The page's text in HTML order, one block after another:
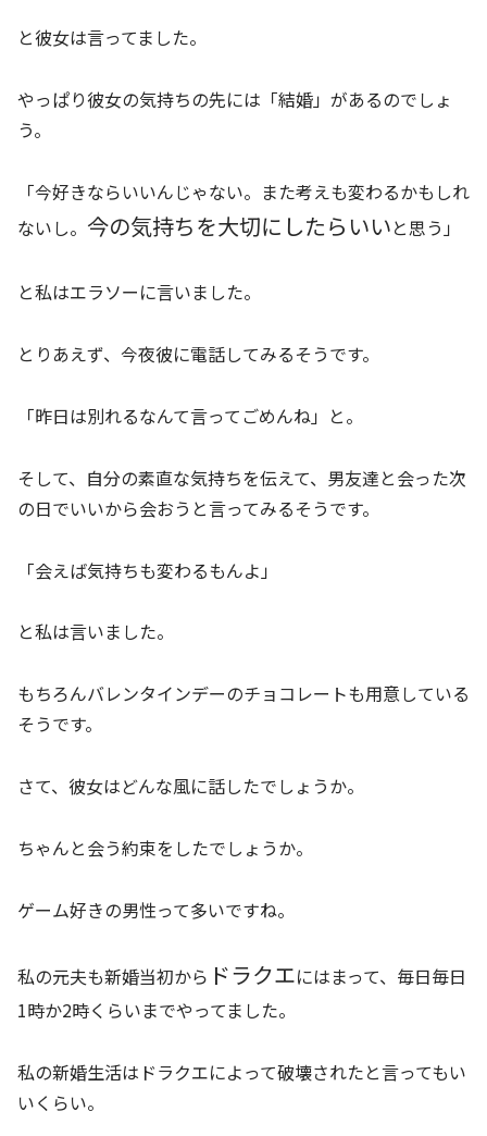
と彼女は言ってました。
やっぱり彼女の気持ちの先には「結婚」があるのでしょ
う。
「今好きならいいんじゃない。また考えも変わるかもしれ
ないし。 今の気持ちを大切にしたらいいと思う」
と私はエラソーに言いました。
とりあえず、今夜彼に電話してみるそうです。
「昨日は別れるなんて言ってごめんね」と。
そして、自分の素直な気持ちを伝えて、男友達と会った次
の日でいいから会おうと言ってみるそうです。
「会えば気持ちも変わるもんよ」
と私は言いました。
もちろんバレンタインデーのチョコレートも用意している
そうです。
さて、彼女はどんな風に話したでしょうか。
ちゃんと会う約束をしたでしょうか。
ゲーム好きの男性って多いですね。
私の元夫も新婚当初から ドラクエにはまって、毎日毎日
1時か2時くらいまでやってました。
私の新婚生活はドラクエによって破壊されたと言ってもい
いくらい。